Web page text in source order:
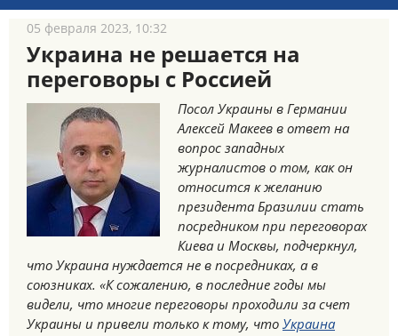
05 февраля 2023, 10:32
Украина не решается на
переговоры с Россией
Посол Украины в Германии
Алексей Макеев в ответ на
вопрос западных
журналистов о том, как он
относится к желанию
президента Бразилии стать
посредником при переговорах
Киева и Москвы, подчеркнул,
что Украина нуждается не в посредниках, а в
союзниках. «К сожалению, в последние годы мы
видели, что многие переговоры проходили за счет
Украины и привели только к тому, что Украина